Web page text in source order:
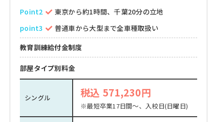
Point2
東京から約1時間、千葉20分の立地
point3
普通車から大型まで全車種取扱い
教育訓練給付金制度
部屋タイプ別料金
シングル 税込 571,230円
※最短卒業17日間～、入校日(日曜日)